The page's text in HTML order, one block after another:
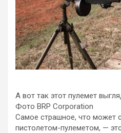
А вот так этот пулемет
Фото BRP Corporation
Самое страшное, что может
пистолетом-пулеметом, —